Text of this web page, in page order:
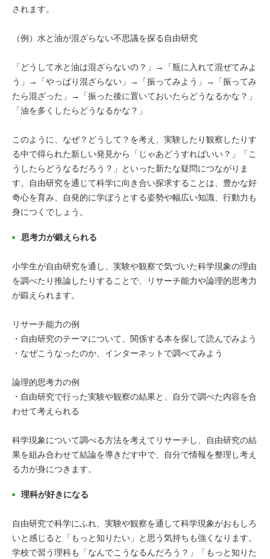
されます。
（例）水と油が混ざらない不思議を探る自由研究
「どうして水と油は混ざらないの？」→「瓶に入れて混ぜてみよ
う」→「やっぱり混ざらない」→「振ってみよう」→「振ってみ
たら混ざった」→「振った後に置いておいたらどうなるかな？」
「油を多くしたらどうなるかな？」
このように、なぜ？どうして？を考え、実験したり観察したりす
る中で得られた新しい発見から「じゃあどうすればいい？」「こ
うしたらどうなるだろう？」といった新たな疑問につながりま
す。自由研究を通じて科学に向き合い探求することは、豊かな好
奇心を育み、自発的に学ぼうとする姿勢や幅広い知識、行動力も
身につくでしょう。
思考力が鍛えられる
小学生が自由研究を通し、実験や観察で気づいた科学現象の理由
を調べたり推論したりすることで、リサーチ能力や論理的思考力
が鍛えられます。
リサーチ能力の例
・自由研究のテーマについて、関係する本を探して読んでみよう
・なぜこうなったのか、インターネットで調べてみよう
論理的思考力の例
・自由研究で行った実験や観察の結果と、自分で調べた内容を合
わせて考えられる
科学現象について調べる方法を考えてリサーチし、自由研究の結
果を組み合わせて結論を導きだす中で、自分で情報を整理し考え
る力が身につきます。
理科が好きになる
自由研究で科学にふれ、実験や観察を通して科学現象がおもしろ
いと感じると「もっと知りたい」と思う気持ちも強くなります。
学校で習う理科も「なんでこうなるんだろう？」「もっと知りた